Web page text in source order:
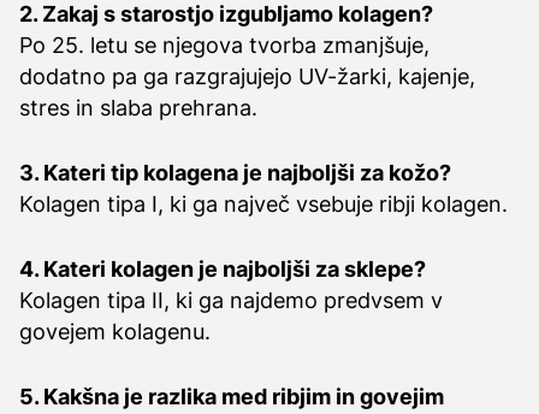
2. Zakaj s starostjo izgubljamo kolagen?
Po 25. letu se njegova tvorba zmanjšuje,
dodatno pa ga razgrajujejo UV-žarki, kajenje,
stres in slaba prehrana.
3. Kateri tip kolagena je najboljši za kožo?
Kolagen tipa I, ki ga največ vsebuje ribji kolagen.
4. Kateri kolagen je najboljši za sklepe?
Kolagen tipa II, ki ga najdemo predvsem v
govejem kolagenu.
5. Kakšna je razlika med ribjim in govejim